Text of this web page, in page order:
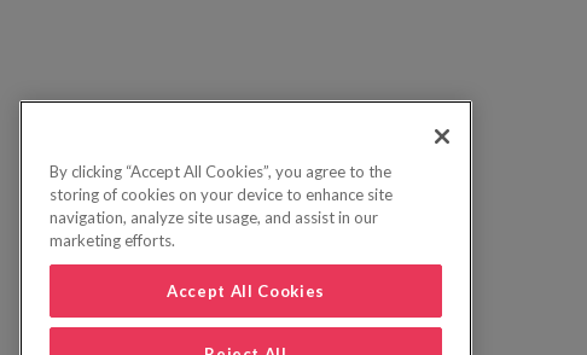
By clicking “Accept All Cookies”, you agree to the
storing of cookies on your device to enhance site
navigation, analyze site usage, and assist in our
marketing efforts.
Accept All Cookies